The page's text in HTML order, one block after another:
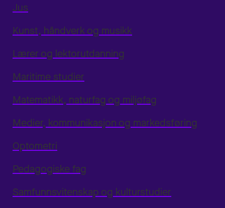
Jus
Kunst, håndverk og musikk
Lærer og lektorutdanning
Maritime studier
Matematikk, naturfag og miljøfag
Medier, kommunikasjon og markedsføring
Optometri
Pedagogiske fag
Samfunnsvitenskap og kulturstudier